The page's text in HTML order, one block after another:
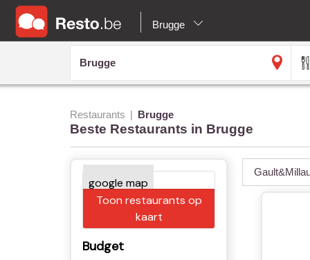
Brugge
Restaurants Brugge
Beste Restaurants in Brugge
Toon restaurants op
kaart
Budget